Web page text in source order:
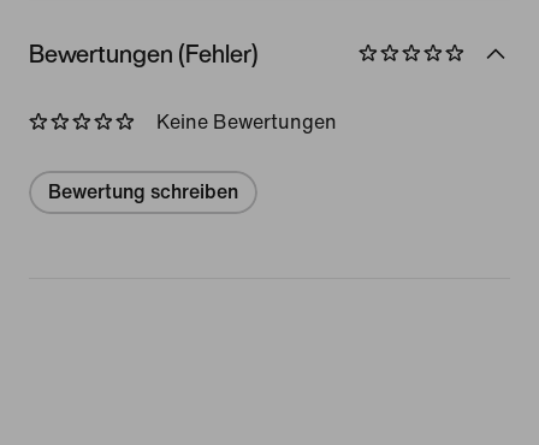
Bewertungen (Fehler)
Keine Bewertungen
Bewertung schreiben